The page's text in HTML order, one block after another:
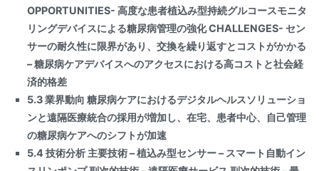
OPPORTUNITIES- 高度な患者植込み型持続グルコースモニタ
リングデバイスによる糖尿病管理の強化 CHALLENGES- セン
サーの耐久性に限界があり、交換を繰り返すとコストがかかる
– 糖尿病ケアデバイスへのアクセスにおける高コストと社会経
済的格差
5.3 業界動向 糖尿病ケアにおけるデジタルヘルスソリューショ
ンと遠隔医療統合の採用が増加し、在宅、患者中心、自己管理
の糖尿病ケアへのシフトが加速
5.4 技術分析 主要技術 – 植込み型センサー – スマート自動イン